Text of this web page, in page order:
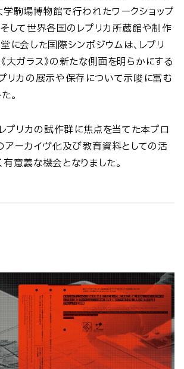
駒場博物館で行われたワークショップ
して世界各国のレプリカ所蔵館や制作
に会した国際シンポジウムは、レプリ
大ガラス》の新たな側面を明らかにする
リカの展示や保存について示唆に富む
。
レプリカの試作群に焦点を当てた本プロ
アーカイヴ化及び教育資料としての活
意義な機会となりました。